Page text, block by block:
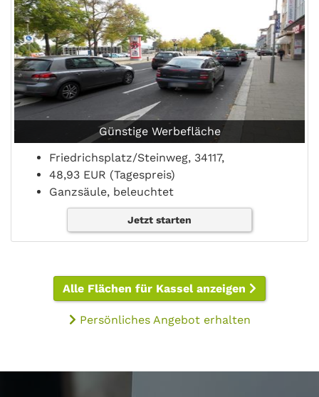
Günstige Werbefläche
Friedrichsplatz/Steinweg, 34117,
48,93 EUR (Tagespreis)
Ganzsäule, beleuchtet
Jetzt starten
Alle Flächen für Kassel anzeigen
Persönliches Angebot erhalten